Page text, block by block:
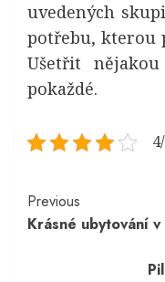
uvedených
potřebu, kterou
Ušetřit
pokaždé.
Continue
Reading
Previous
Krásné ubytování